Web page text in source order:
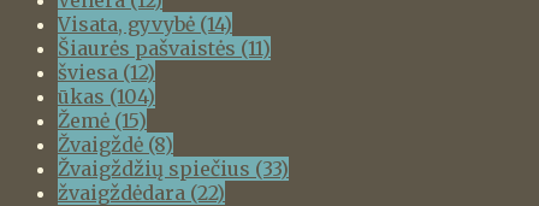
Visata, gyvybė (14)
Šiaurės pašvaistės (11)
šviesa (12)
ūkas (104)
Žemė (15)
Žvaigždė (8)
Žvaigždžių spiečius (33)
žvaigždėdara (22)